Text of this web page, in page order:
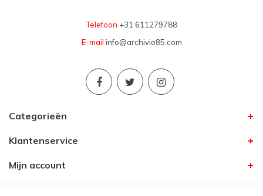
Telefoon +31 611279788
E-mail info@archivio85.com
Categorieën
Klantenservice
Mijn account